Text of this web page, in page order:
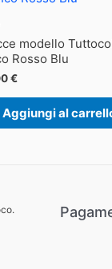
modello
Rosso Blu
€
Aggiungi al